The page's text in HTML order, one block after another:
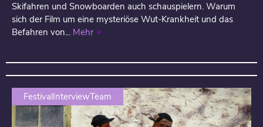
Skifahren und Snowboarden auch schauspielern. Warum
sich der Film um eine mysteriöse Wut-Krankheit und das
Befahren von... Mehr
FestivalInterviewTeam